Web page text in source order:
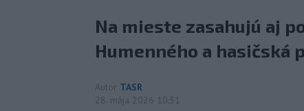
Na mieste zasahujú aj
Humenného a hasičská
Autor TASR
28. mája 2026 10:31